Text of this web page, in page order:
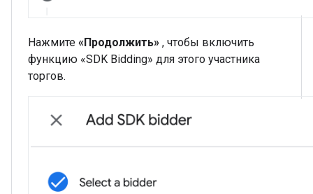
Нажмите «Продолжить» , чтобы включить
функцию «SDK Bidding» для этого участника
торгов.